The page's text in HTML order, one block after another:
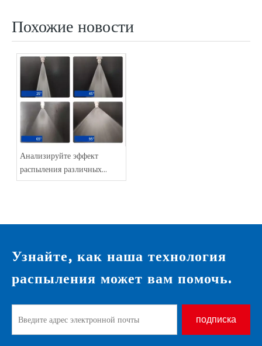
Похожие новости
Анализируйте эффект
распыления различных
форсунок.
Узнайте, как наша технология
распыления может вам помочь.
подписка